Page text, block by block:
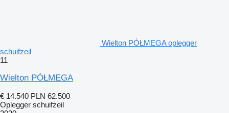
Wielton PÓŁMEGA oplegger
schuifzeil
11
Wielton PÓŁMEGA
€ 14.540 PLN 62.500
Oplegger schuifzeil